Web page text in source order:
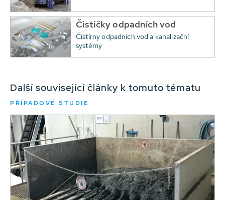
Čističky odpadních vod
Čistírny odpadních vod a kanalizační
systémy
Další související články k tomuto tématu
PŘÍPADOVÉ STUDIE